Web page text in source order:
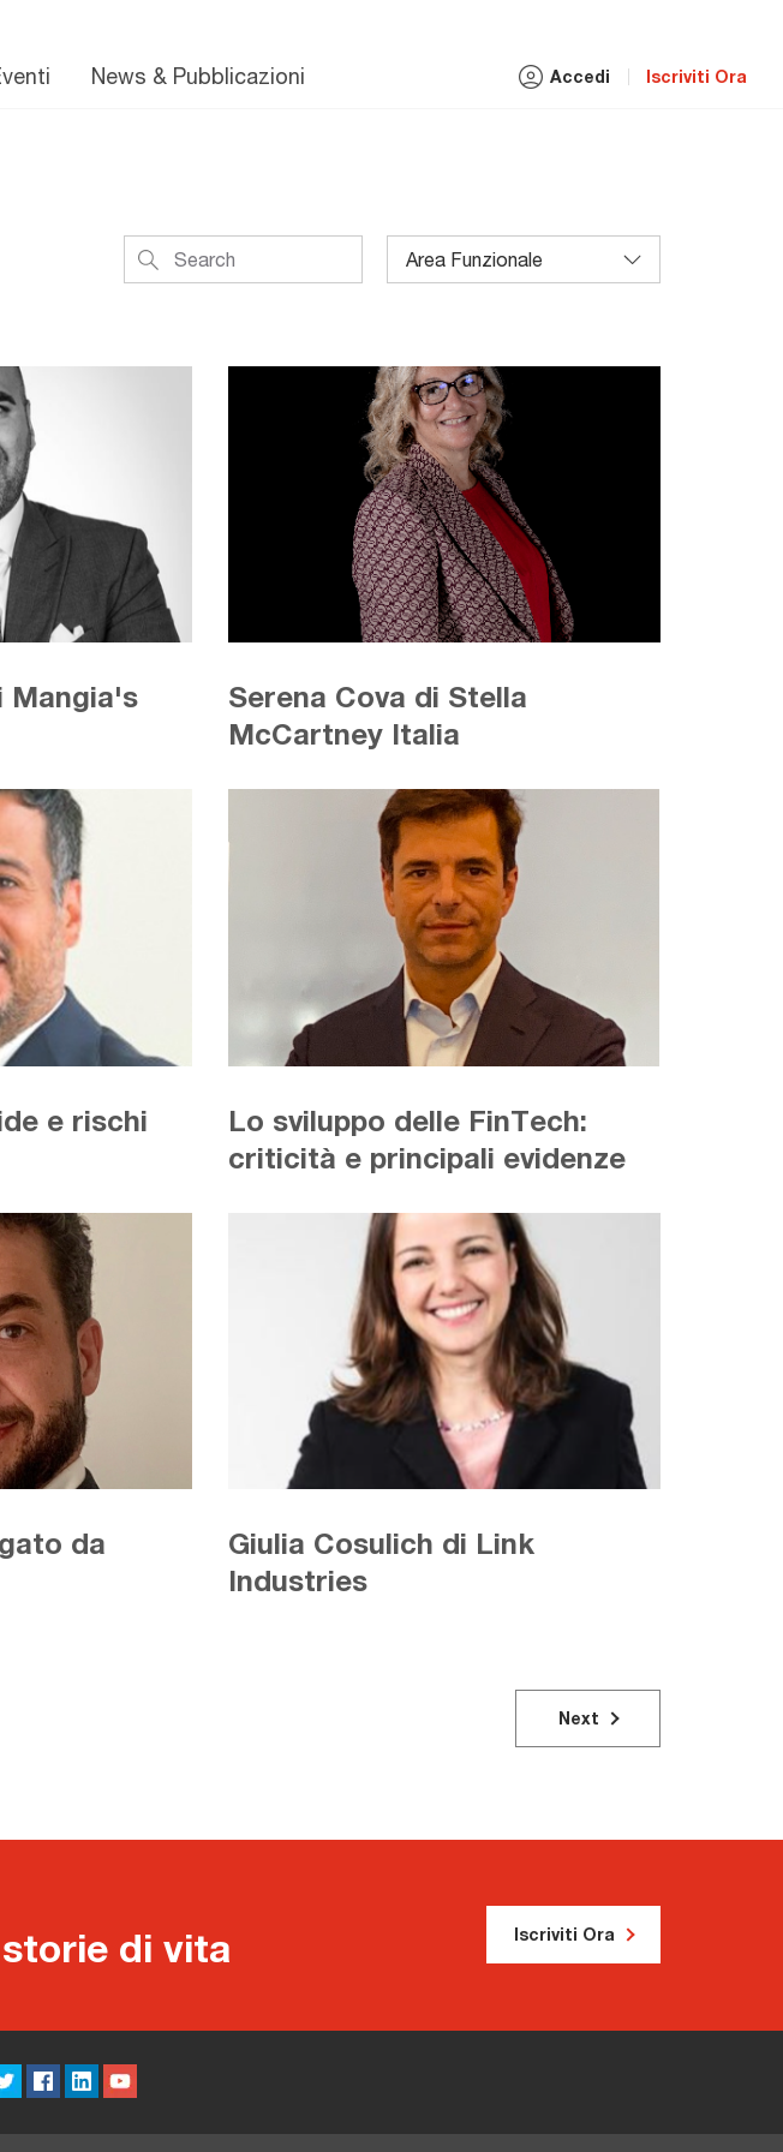
News & Pubblicazioni Accedi Iscriviti Ora
Mangia's
Serena Cova di Stella
McCartney Italia
e rischi
Lo sviluppo delle FinTech:
criticità e principali evidenze
da
Giulia Cosulich di Link
Industries
Next
di vita Iscriviti Ora